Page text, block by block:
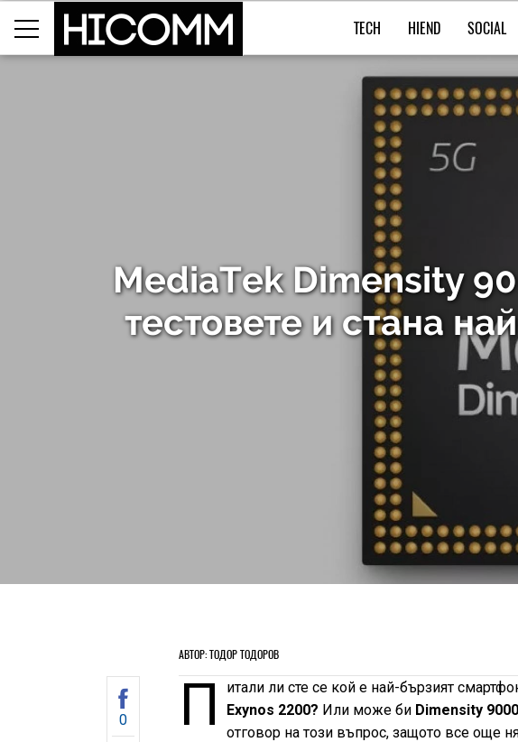
TECH HIEND SOCIAL
MediaТek Dimensity
тестовете и стана
АВТОР: ТОДОР ТОДОРОВ
0 П итали ли сте се кой е най-бързият
Exynos 2200? Или може би Dimensity
отговор на този въпрос, защото все още